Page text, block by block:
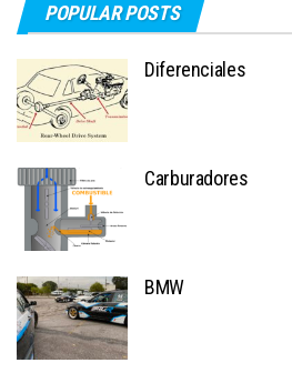
POPULAR POSTS
Diferenciales
Carburadores
BMW